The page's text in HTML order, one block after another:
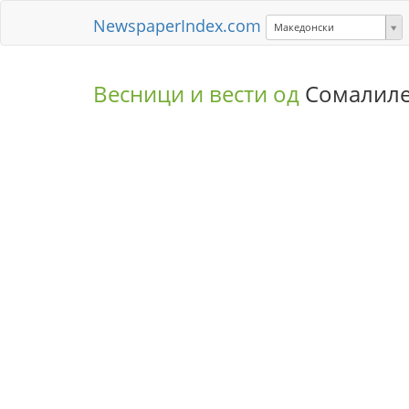
NewspaperIndex.com Македонски
Весници и вести од